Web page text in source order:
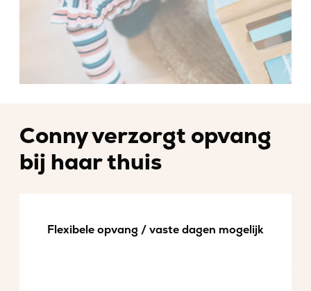
Conny verzorgt opvang
bij haar thuis
Flexibele opvang / vaste dagen mogelijk